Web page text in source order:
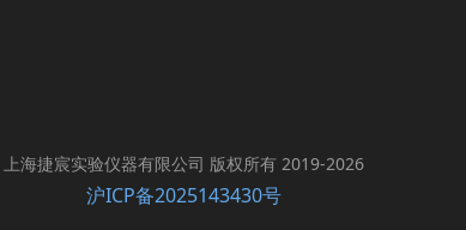
上海捷宸实验仪器有限公司 版权所有 2019-2026
沪ICP备2025143430号